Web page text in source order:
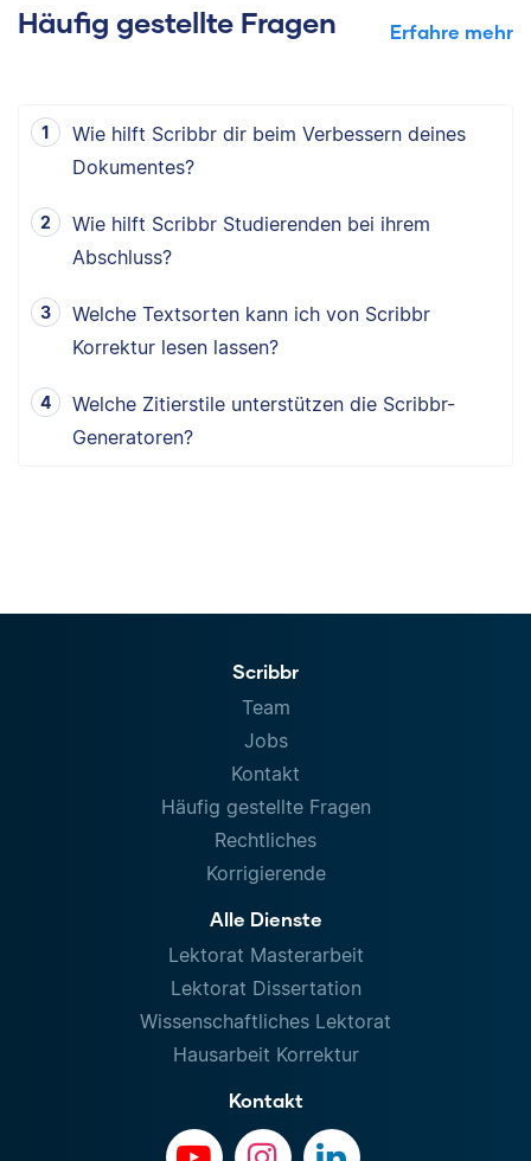
Häufig gestellte Fragen Erfahre mehr
Wie hilft Scribbr dir beim Verbessern deines
Dokumentes?
Wie hilft Scribbr Studierenden bei ihrem
Abschluss?
Welche Textsorten kann ich von Scribbr
Korrektur lesen lassen?
Welche Zitierstile unterstützen die Scribbr-
Generatoren?
Scribbr
Team
Jobs
Kontakt
Häufig gestellte Fragen
Rechtliches
Korrigierende
Alle Dienste
Lektorat Masterarbeit
Lektorat Dissertation
Wissenschaftliches Lektorat
Hausarbeit Korrektur
Kontakt